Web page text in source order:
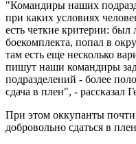
"Командиры наших
при каких условиях
есть четкие критерии: был
боекомплекта, попал в
там есть еще несколько
пишут наши командиры
подразделений - более
сдача в плен", - рассказал
При этом оккупанты почти
добровольно сдаться в